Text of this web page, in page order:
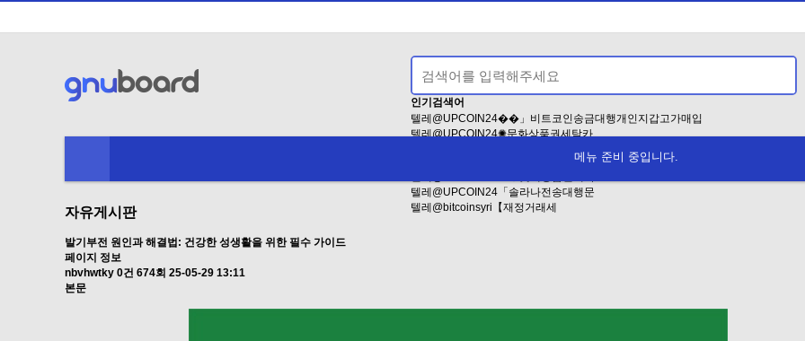
인기검색어
텔레@UPCOIN24��」비트코인송금대행개인지갑고가매입
텔레@UPCOIN24✺문화상품권세탁카
텔레bpmc55◇±마운자로구입마운자로
텔레@UPCOIN24「솔라나전송대행문
텔레@bitcoinsyri【재정거래세
메뉴 준비 중입니다.
자유게시판
발기부전 원인과 해결법: 건강한 성생활을 위한 필수 가이드
페이지 정보
nbvhwtky 0건 674회 25-05-29 13:11
본문